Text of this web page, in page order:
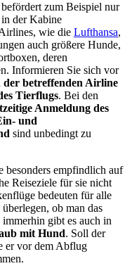
befördert zum Beispiel nur
der Kabine
wie die Lufthansa,
auch größere Hunde,
deren
Informieren Sie sich vor
der betreffenden Airline
Tierflugs. Bei den
Anmeldung des
und
sind unbedingt zu
besonders empfindlich auf
Reiseziele für sie nicht
bedeuten für alle
ob man das
gibt es auch in
mit Hund. Soll der
er vor dem Abflug